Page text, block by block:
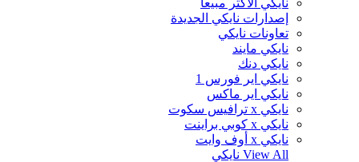
إصدارات نايكي الجديدة
تعاونات نايكي
نايكي مايند
نايكي دنك
نايكي اير فورس 1
نايكي اير ماكس
نايكي x ترافيس سكوت
نايكي x كوبي براينت
نايكي x أوف وايت
View All نايكي